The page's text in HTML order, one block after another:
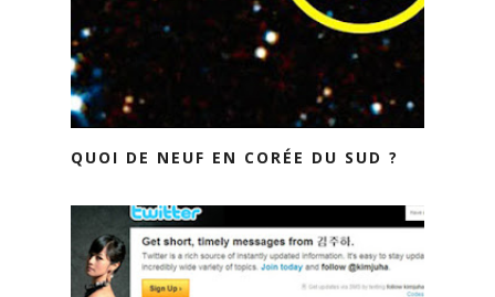
QUOI DE NEUF EN CORÉE DU SUD ?